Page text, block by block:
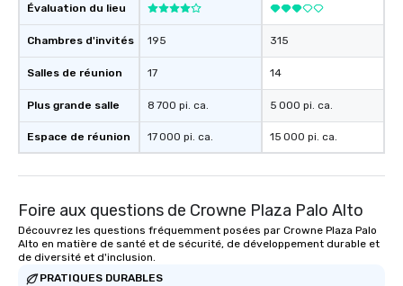
Évaluation du lieu
Chambres d'invités
Salles de réunion
Plus grande salle
Espace de réunion
195
17
8 700 pi. ca.
17 000 pi. ca.
315
14
5 000 pi. ca.
15 000 pi. ca.
Foire aux questions de Crowne Plaza Palo Alto
Découvrez les questions fréquemment posées par Crowne Plaza Palo
Alto en matière de santé et de sécurité, de développement durable et
de diversité et d'inclusion.
PRATIQUES DURABLES